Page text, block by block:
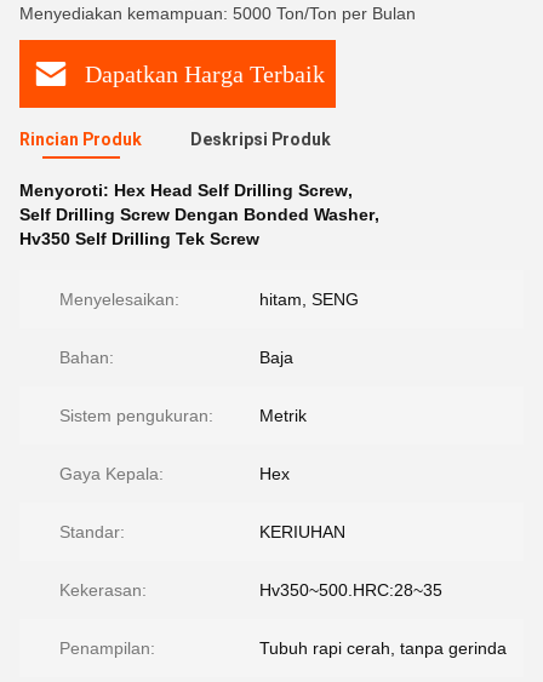
Menyediakan kemampuan: 5000 Ton/Ton per Bulan
Dapatkan Harga Terbaik
Rincian Produk Deskripsi Produk
Menyoroti: Hex Head Self Drilling Screw,
Self Drilling Screw Dengan Bonded Washer,
Hv350 Self Drilling Tek Screw
Menyelesaikan: hitam, SENG
Bahan: Baja
Sistem pengukuran: Metrik
Gaya Kepala: Hex
Standar: KERIUHAN
Kekerasan: Hv350~500.HRC:28~35
Penampilan: Tubuh rapi cerah, tanpa gerinda